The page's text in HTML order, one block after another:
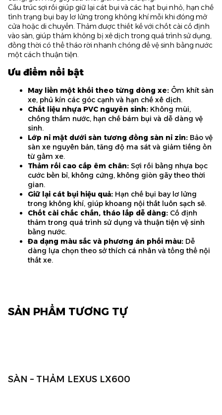
Cấu trúc sợi rối giúp giữ lại cát bụi và các hạt bụi nhỏ, hạn chế
tình trạng bụi bay lơ lửng trong không khí mỗi khi đóng mở
cửa hoặc di chuyển. Thảm được thiết kế với chốt cài cố định
vào sàn, giúp thảm không bị xê dịch trong quá trình sử dụng,
đồng thời có thể tháo rời nhanh chóng để vệ sinh bằng nước
một cách thuận tiện.
Ưu điểm nổi bật
May liền một khối theo từng dòng xe: Ôm khít sàn
xe, phủ kín các góc cạnh và hạn chế xê dịch.
Chất liệu nhựa PVC nguyên sinh: Không mùi,
chống thấm nước, hạn chế bám bụi và dễ dàng vệ
sinh.
Lớp nỉ mặt dưới sàn tương đồng sàn nỉ zin: Bảo vệ
sàn xe nguyên bản, tăng độ ma sát và giảm tiếng ồn
từ gầm xe.
Thảm rối cao cấp êm chân: Sợi rối bằng nhựa bọc
cước bền bỉ, không cứng, không giòn gãy theo thời
gian.
Giữ lại cát bụi hiệu quả: Hạn chế bụi bay lơ lửng
trong không khí, giúp khoang nội thất luôn sạch sẽ.
Chốt cài chắc chắn, tháo lắp dễ dàng: Cố định
thảm trong quá trình sử dụng và thuận tiện vệ sinh
bằng nước.
Đa dạng màu sắc và phương án phối màu: Dễ
dàng lựa chọn theo sở thích cá nhân và tổng thể nội
thất xe.
SẢN PHẨM TƯƠNG TỰ
SÀN – THẢM LEXUS LX600